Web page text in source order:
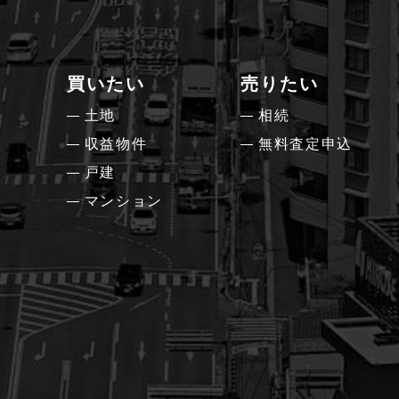
買いたい
土地
収益物件
戸建
マンション
売りたい
相続
無料査定申込